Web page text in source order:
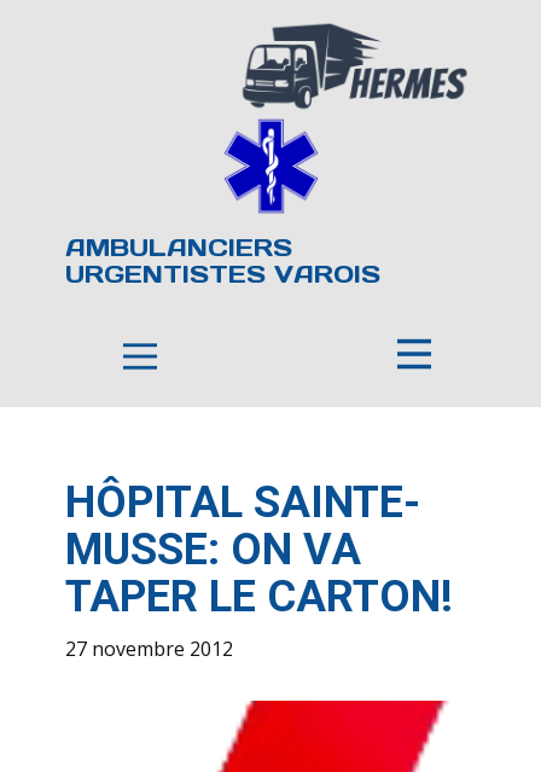
AMBULANCIERS
URGENTISTES VAROIS
HÔPITAL SAINTE-
MUSSE: ON VA
TAPER LE CARTON!
27 novembre 2012